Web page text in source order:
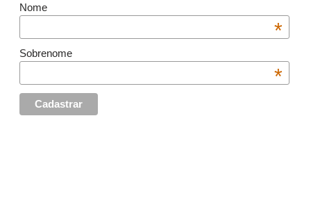
Nome
*
Sobrenome
*